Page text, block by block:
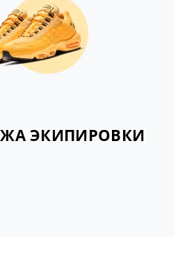
ЭКИПИРОВКИ